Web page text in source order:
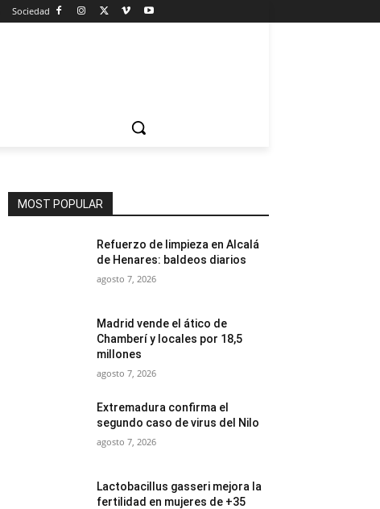
Sociedad
MOST POPULAR
Refuerzo de limpieza en Alcalá
de Henares: baldeos diarios
agosto 7, 2026
Madrid vende el ático de
Chamberí y locales por 18,5
millones
agosto 7, 2026
Extremadura confirma el
segundo caso de virus del Nilo
agosto 7, 2026
Lactobacillus gasseri mejora la
fertilidad en mujeres de +35